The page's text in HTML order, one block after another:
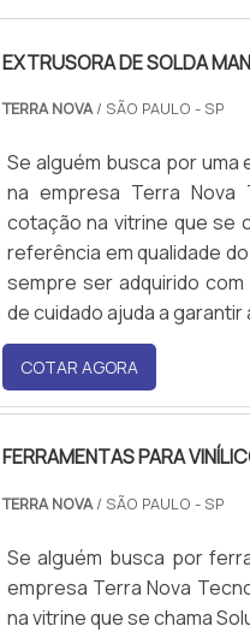
EXTRUSORA DE SOLDA
TERRA NOVA/ SÃO PAULO - SP
Se alguém busca por
na empresa Terra Nova
cotação na vitrine que se
referência em qualidade
sempre ser adquirido
de cuidado ajuda a garantir
COTAR AGORA
FERRAMENTAS PARA
TERRA NOVA / SÃO PAULO - SP
Se alguém busca por
empresa Terra Nova
na vitrine que se chama